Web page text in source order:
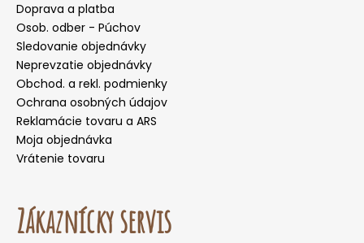
Doprava a platba
Osob. odber - Púchov
Sledovanie objednávky
Neprevzatie objednávky
Obchod. a rekl. podmienky
Ochrana osobných údajov
Reklamácie tovaru a ARS
Moja objednávka
Vrátenie tovaru
Zákaznícky servis